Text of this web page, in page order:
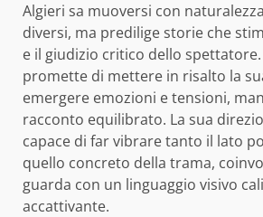
Algieri sa muoversi con
diversi, ma predilige storie che
e il giudizio critico dello
promette di mettere in risalto la
emergere emozioni e tensioni,
racconto equilibrato. La sua
capace di far vibrare tanto il lato
quello concreto della trama,
guarda con un linguaggio visivo
accattivante.